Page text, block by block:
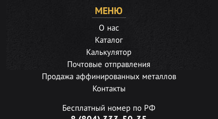
МЕНЮ
О нас
Каталог
Калькулятор
Почтовые отправления
Продажа аффинированных металлов
Контакты
Бесплатный номер по РФ